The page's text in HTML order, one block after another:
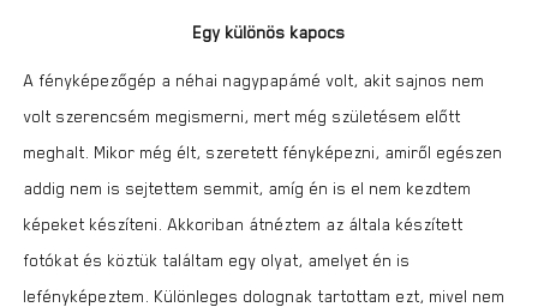
Egy különös kapocs
A fényképezőgép a néhai nagypapámé volt, akit sajnos nem
volt szerencsém megismerni, mert még születésem előtt
meghalt. Mikor még élt, szeretett fényképezni, amiről egészen
addig nem is sejtettem semmit, amíg én is el nem kezdtem
képeket készíteni. Akkoriban átnéztem az általa készített
fotókat és köztük találtam egy olyat, amelyet én is
lefényképeztem. Különleges dolognak tartottam ezt, mivel nem